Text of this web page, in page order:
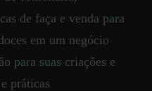
de faça e venda para
em um negócio
para suas criações e
práticas